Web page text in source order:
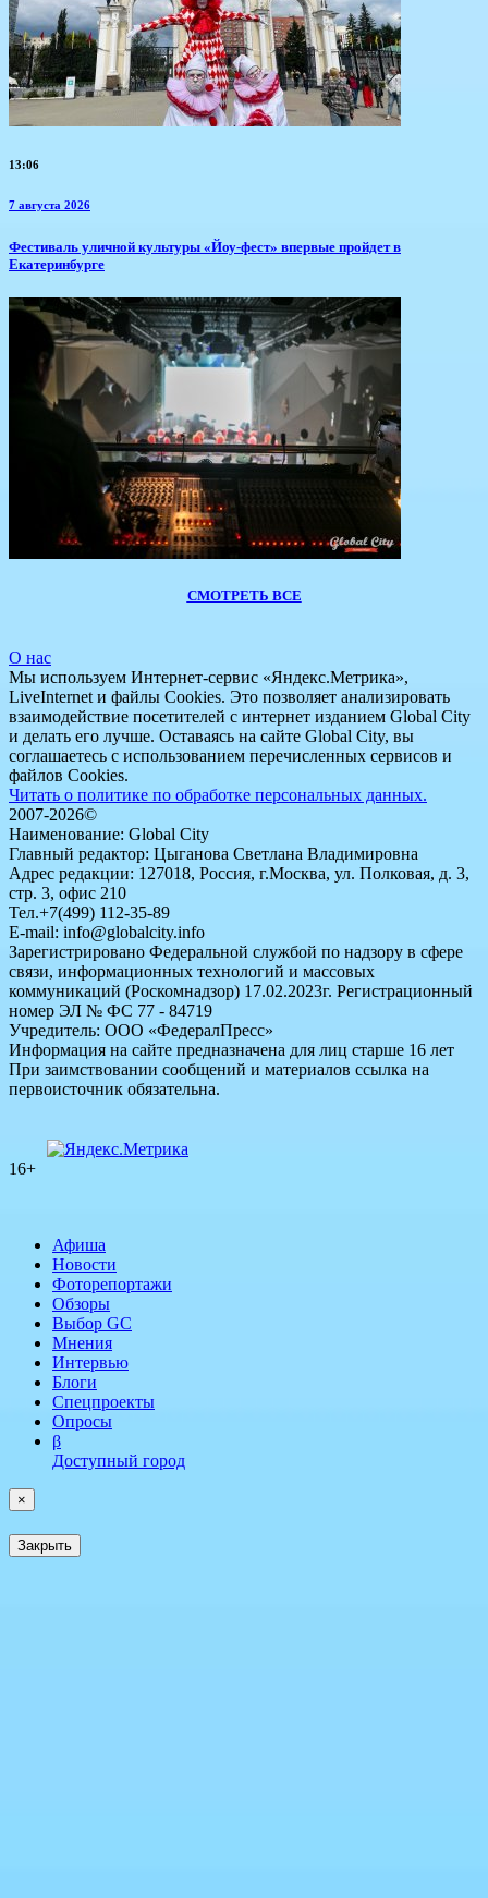
13:06
7 августа 2026
​Фестиваль уличной культуры «Йоу-фест» впервые пройдет в
Екатеринбурге
СМОТРЕТЬ ВСЕ
О нас
Мы используем Интернет-сервис «Яндекс.Метрика»,
LiveInternet и файлы Cookies. Это позволяет анализировать
взаимодействие посетителей с интернет изданием Global City
и делать его лучше. Оставаясь на сайте Global City, вы
соглашаетесь с использованием перечисленных сервисов и
файлов Cookies.
Читать о политике по обработке персональных данных.
2007-2026©
Наименование: Global City
Главный редактор: Цыганова Светлана Владимировна
Адрес редакции: 127018, Россия, г.Москва, ул. Полковая, д. 3,
стр. 3, офис 210
Тел.+7(499) 112-35-89
E-mail: info@globalcity.info
Зарегистрировано Федеральной службой по надзору в сфере
связи, информационных технологий и массовых
коммуникаций (Роскомнадзор) 17.02.2023г. Регистрационный
номер ЭЛ № ФС 77 - 84719
Учредитель: ООО «ФедералПресс»
Информация на сайте предназначена для лиц старше 16 лет
При заимствовании сообщений и материалов ссылка на
первоисточник обязательна.
16+
Афиша
Новости
Фоторепортажи
Обзоры
Выбор GC
Мнения
Интервью
Блоги
Спецпроекты
Опросы
β
Доступный город
×
Закрыть